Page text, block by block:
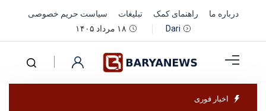
درباره ما راهنمای کمک تبلیغات
سیاست حریم خصوصی
Dari
۱۸ مرداد ۱۴۰۵
اخبار فوری